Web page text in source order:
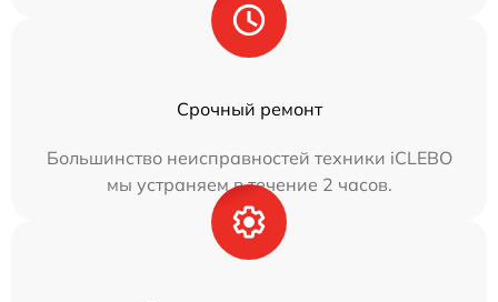
Срочный ремонт
Большинство неисправностей техники iCLEBO
мы устраняем в течение 2 часов.